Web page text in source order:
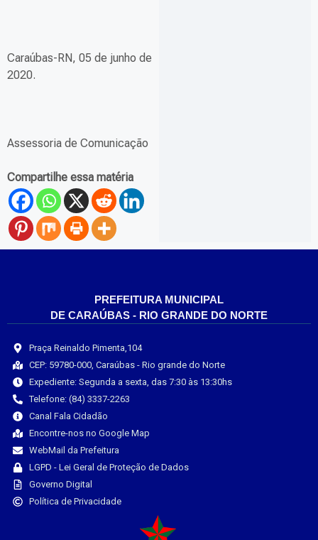
Caraúbas-RN, 05 de junho de
2020.
Assessoria de Comunicação
Compartilhe essa matéria
PREFEITURA MUNICIPAL
DE CARAÚBAS - RIO GRANDE DO NORTE
Praça Reinaldo Pimenta,104
CEP: 59780-000, Caraúbas - Rio grande do Norte
Expediente: Segunda a sexta, das 7:30 às 13:30hs
Telefone: (84) 3337-2263
Canal Fala Cidadão
Encontre-nos no Google Map
WebMail da Prefeitura
LGPD - Lei Geral de Proteção de Dados
Governo Digital
Política de Privacidade